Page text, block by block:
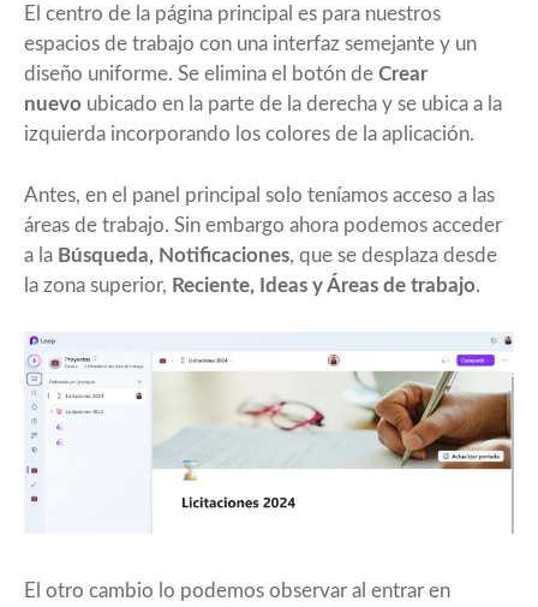
El centro de la página principal es para nuestros
espacios de trabajo con una interfaz semejante y un
diseño uniforme. Se elimina el botón de Crear
nuevo ubicado en la parte de la derecha y se ubica a la
izquierda incorporando los colores de la aplicación.
Antes, en el panel principal solo teníamos acceso a las
áreas de trabajo. Sin embargo ahora podemos acceder
a la Búsqueda, Notificaciones, que se desplaza desde
la zona superior, Reciente, Ideas y Áreas de trabajo.
El otro cambio lo podemos observar al entrar en